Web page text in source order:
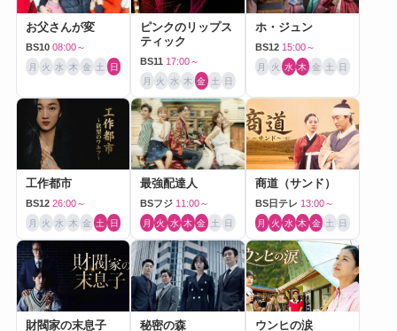
お父さんが変
BS10 08:00～
月 火 水 木 金 土 日
ピンクのリップス
ティック
BS11 17:00～
月 火 水 木 金 土 日
ホ・ジュン
BS12 15:00～
月 火 水 木 金 土 日
工作都市
BS12 26:00～
月 火 水 木 金 土 日
最強配達人
BSフジ 11:00～
月 火 水 木 金 土 日
商道（サンド）
BS日テレ 13:00～
月 火 水 木 金 土 日
財閥家の末息子 秘密の森 ウンヒの涙